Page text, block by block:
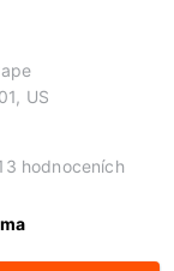
US
hodnoceních